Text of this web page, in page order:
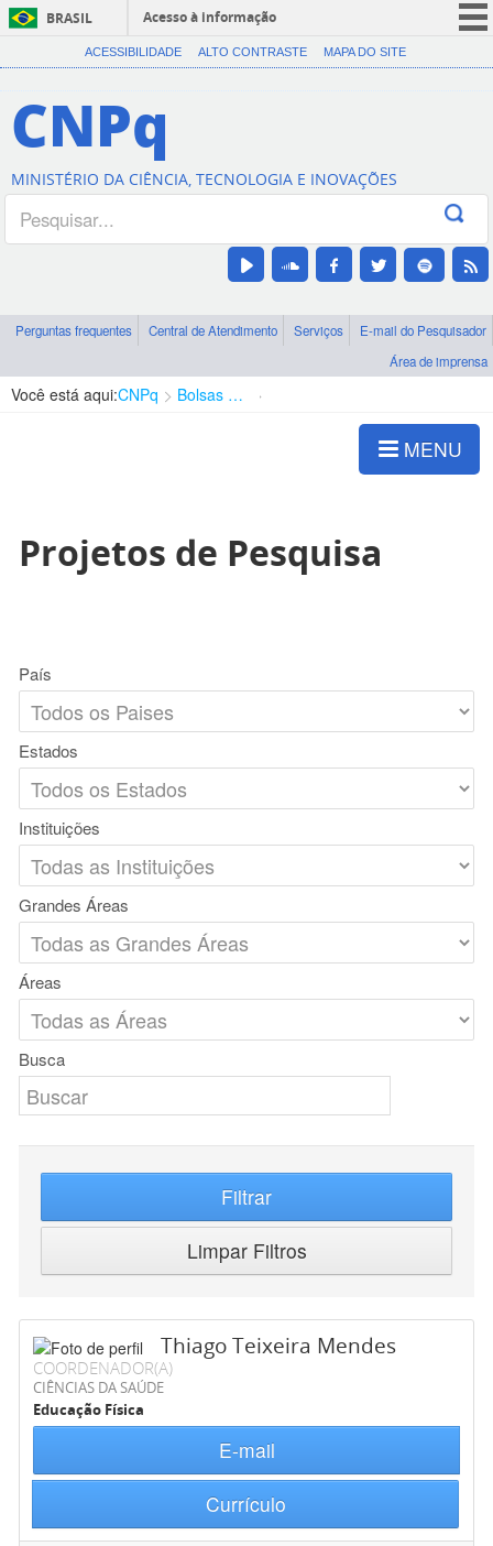
BRASIL
Acesso à informação
CORONAVÍRUS (COVID-19)
Canais
ACESSIBILIDADE ALTO CONTRASTE MAPA DO SITE
CNPq
MINISTÉRIO DA CIÊNCIA, TECNOLOGIA E INOVAÇÕES
Perguntas frequentes Central de Atendimento Serviços
E-mail do Pesquisador
Área de imprensa
Você está aqui:CNPq Bolsas e Auxílios Vigentes
MENU
Projetos de Pesquisa
País
Estados
Instituições
Grandes Áreas
Áreas
Busca
Filtrar
Limpar Filtros
Thiago Teixeira Mendes
COORDENADOR(A)
CIÊNCIAS DA SAÚDE
Educação Física
E-mail
Currículo